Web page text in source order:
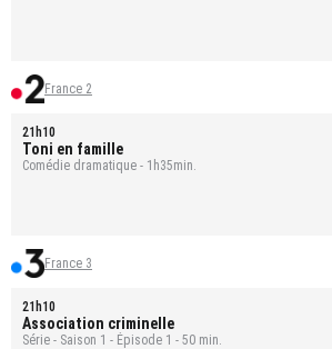
France 2
21h10
Toni en famille
Comédie dramatique - 1h35min.
France 3
21h10
Association criminelle
Série - Saison 1 - Épisode 1 - 50 min.